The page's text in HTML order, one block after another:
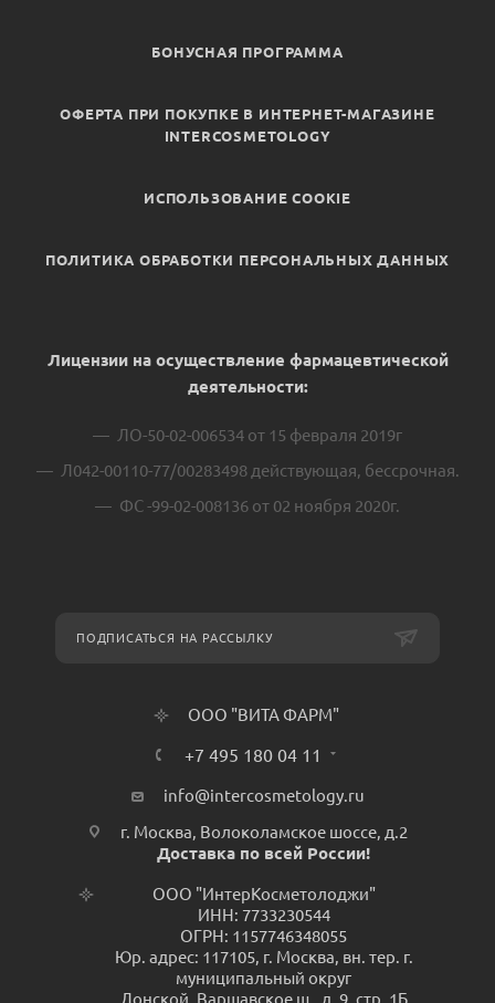
БОНУСНАЯ ПРОГРАММА
ОФЕРТА ПРИ ПОКУПКЕ В ИНТЕРНЕТ-МАГАЗИНЕ
INTERCOSMETOLOGY
ИСПОЛЬЗОВАНИЕ COOKIE
ПОЛИТИКА ОБРАБОТКИ ПЕРСОНАЛЬНЫХ ДАННЫХ
Лицензии на осуществление фармацевтической
деятельности:
ЛО-50-02-006534 от 15 февраля 2019г
Л042-00110-77/00283498 действующая, бессрочная.
ФС -99-02-008136 от 02 ноября 2020г.
ПОДПИСАТЬСЯ НА РАССЫЛКУ
ООО "ВИТА ФАРМ"
+7 495 180 04 11
info@intercosmetology.ru
г. Москва, Волоколамское шоссе, д.2
Доставка по всей России!
ООО "ИнтерКосметолоджи"
ИНН: 7733230544
ОГРН: 1157746348055
Юр. адрес: 117105, г. Москва, вн. тер. г.
муниципальный округ
Донской, Варшавское ш., д. 9, стр. 1Б